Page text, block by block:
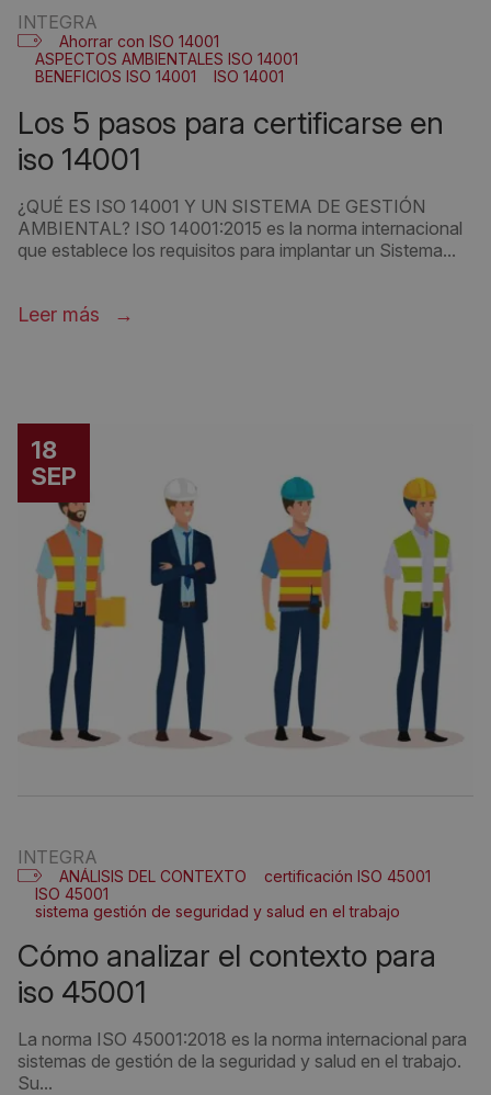
INTEGRA
Ahorrar con ISO 14001
ASPECTOS AMBIENTALES ISO 14001
BENEFICIOS ISO 14001
ISO 14001
los 5 pasos para certificarse en
iso 14001
¿QUÉ ES ISO 14001 Y UN SISTEMA DE GESTIÓN
AMBIENTAL? ISO 14001:2015 es la norma internacional
que establece los requisitos para implantar un Sistema...
Leer más
18
SEP
INTEGRA
ANÁLISIS DEL CONTEXTO
certificación ISO 45001
ISO 45001
sistema gestión de seguridad y salud en el trabajo
cómo analizar el contexto para
iso 45001
La norma ISO 45001:2018 es la norma internacional para
sistemas de gestión de la seguridad y salud en el trabajo.
Su...